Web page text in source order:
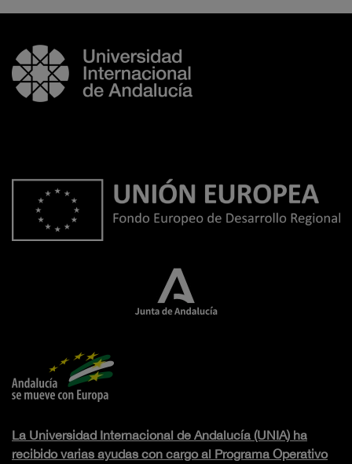
La Universidad Internacional de Andalucía (UNIA) ha
recibido varias ayudas con cargo al Programa Operativo